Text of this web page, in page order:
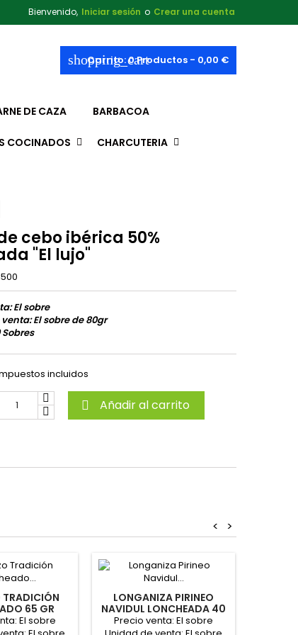
Bienvenido, Iniciar sesión o Crear una cuenta
shopping_cart
Carrito:0Productos - 0,00 €
DE CAZA BARBACOA
COCINADOS CHARCUTERIA
cebo ibérica 50%
"El lujo"
El sobre
El sobre de 80gr
incluidos
 Añadir al carrito
>
<
65 GR
El sobre
LONGANIZA PIRINEO
NAVIDUL LONCHEADA 40
GR "CAMPOFRIO"
Precio venta: El sobre